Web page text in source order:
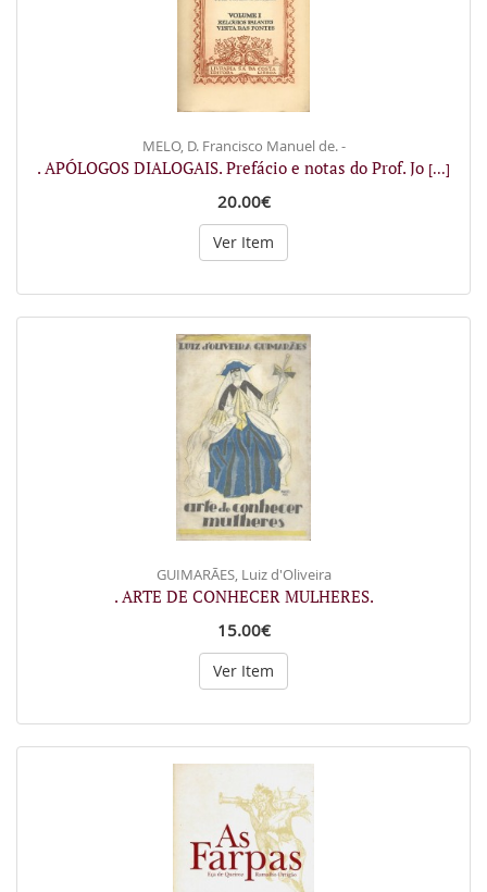
MELO, D. Francisco Manuel de. -
. APÓLOGOS DIALOGAIS. Prefácio e notas do Prof. Jo [...]
20.00€
Ver Item
GUIMARÃES, Luiz d'Oliveira
. ARTE DE CONHECER MULHERES.
15.00€
Ver Item